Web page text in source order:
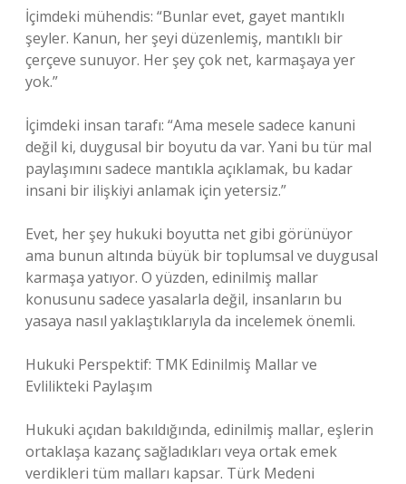
İçimdeki mühendis: “Bunlar evet, gayet mantıklı
şeyler. Kanun, her şeyi düzenlemiş, mantıklı bir
çerçeve sunuyor. Her şey çok net, karmaşaya yer
yok.”
İçimdeki insan tarafı: “Ama mesele sadece kanuni
değil ki, duygusal bir boyutu da var. Yani bu tür mal
paylaşımını sadece mantıkla açıklamak, bu kadar
insani bir ilişkiyi anlamak için yetersiz.”
Evet, her şey hukuki boyutta net gibi görünüyor
ama bunun altında büyük bir toplumsal ve duygusal
karmaşa yatıyor. O yüzden, edinilmiş mallar
konusunu sadece yasalarla değil, insanların bu
yasaya nasıl yaklaştıklarıyla da incelemek önemli.
Hukuki Perspektif: TMK Edinilmiş Mallar ve
Evlilikteki Paylaşım
Hukuki açıdan bakıldığında, edinilmiş mallar, eşlerin
ortaklaşa kazanç sağladıkları veya ortak emek
verdikleri tüm malları kapsar. Türk Medeni